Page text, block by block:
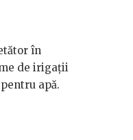
în
de irigații
apă.